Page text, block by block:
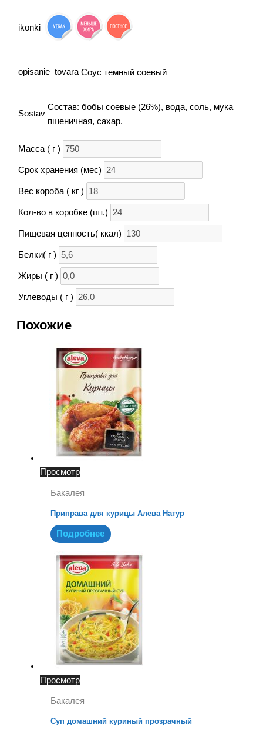
ikonki
opisanie_tovara Соус темный соевый
Sostav
Состав: бобы соевые (26%), вода, соль, мука
пшеничная, сахар.
Масса ( г )
Срок хранения (мес)
Вес короба ( кг )
Кол-во в коробке (шт.)
Пищевая ценность( ккал)
Белки( г )
Жиры ( г )
Углеводы ( г )
Похожие
Просмотр
Бакалея
Приправа для курицы Алева Натур
Подробнее
Просмотр
Бакалея
Суп домашний куриный прозрачный